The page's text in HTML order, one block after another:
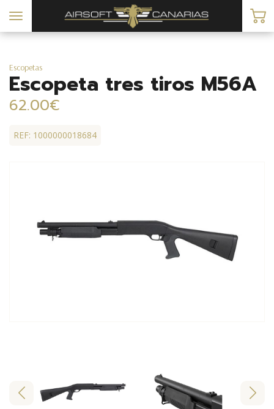
Toggle
navigation
Escopetas
Escopeta tres tiros M56A
62.00€
REF: 1000000018684